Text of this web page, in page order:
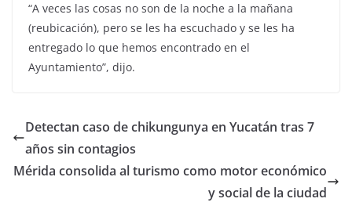
“A veces las cosas no son de la noche a la mañana
(reubicación), pero se les ha escuchado y se les ha
entregado lo que hemos encontrado en el
Ayuntamiento”, dijo.
Detectan caso de chikungunya en Yucatán tras 7
años sin contagios
Mérida consolida al turismo como motor económico
y social de la ciudad